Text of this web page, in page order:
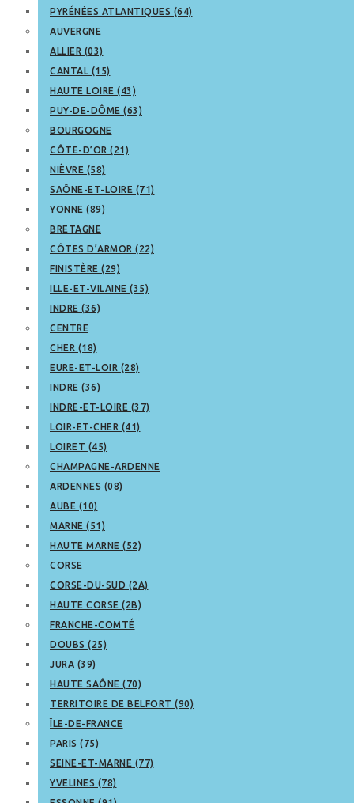
PYRÉNÉES ATLANTIQUES (64)
AUVERGNE
ALLIER (03)
CANTAL (15)
HAUTE LOIRE (43)
PUY-DE-DÔME (63)
BOURGOGNE
CÔTE-D’OR (21)
NIÈVRE (58)
SAÔNE-ET-LOIRE (71)
YONNE (89)
BRETAGNE
CÔTES D’ARMOR (22)
FINISTÈRE (29)
ILLE-ET-VILAINE (35)
INDRE (36)
CENTRE
CHER (18)
EURE-ET-LOIR (28)
INDRE (36)
INDRE-ET-LOIRE (37)
LOIR-ET-CHER (41)
LOIRET (45)
CHAMPAGNE-ARDENNE
ARDENNES (08)
AUBE (10)
MARNE (51)
HAUTE MARNE (52)
CORSE
CORSE-DU-SUD (2A)
HAUTE CORSE (2B)
FRANCHE-COMTÉ
DOUBS (25)
JURA (39)
HAUTE SAÔNE (70)
TERRITOIRE DE BELFORT (90)
ÎLE-DE-FRANCE
PARIS (75)
SEINE-ET-MARNE (77)
YVELINES (78)